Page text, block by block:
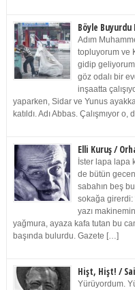
Böyle
Adım
topluyorum ve
gidip
göz odalı bir
inşaatta
yaparken, Sidar ve Yunus
katıldı. Adı Abbas. Çalışmıyor
Elli Kuruş /
İster lapa lapa
de bütün
sabahın beş
sokağa girerdi:
yazı
yağmura, ayaza kafa tutan bu
başında bulurdu. Gazete […]
Hişt, Hişt! /
Yürüyordum.